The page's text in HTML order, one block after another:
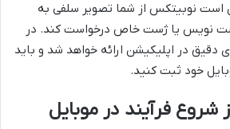
نوبیتکس از شما تصویر سلفی به
نویس یا ژست خاص درخواست کند. در
دقیق در اپلیکیشن ارائه خواهد شد و باید
خود ثبت کنید.
شروع فرآیند در موبایل